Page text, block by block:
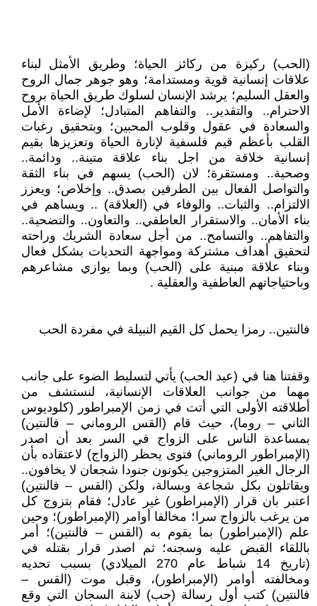
(الحب) ركيزة من ركائز الحياة؛ وطريق الأمثل لبناء
علاقات إنسانية قوية ومستدامة؛ وهو جوهر جمال الروح
والعقل السليم؛ يرشد الإنسان لسلوك طريق الحياة بروح
الاحترام.. والتقدير.. والتفاهم المتبادل؛ لإضاءة الأمل
والسعادة في عقول وقلوب المحبين؛ وبتحقيق رغبات
القلب بأعظم قيم فلسفية لإنارة الحياة وتعزيزها بقيم
إنسانية خلاقة من اجل بناء علاقة متينة.. ودائمة..
وصحية.. ومستقرة؛ لان (الحب) يسهم في بناء الثقة
والتواصل الفعال بين الطرفين بصدق.. وإخلاص؛ ويعزز
الالتزام.. والثبات.. والوفاء في (العلاقة) .. ويساهم في
بناء الأمان.. والاستقرار العاطفي.. والتعاون.. والتضحية..
والتفاهم.. والتسامح.. من أجل سعادة الشريك وراحته
لتحقيق أهداف مشتركة ومواجهة التحديات بشكل فعال
وبناء علاقة مبنية على (الحب) وبما يوازي مشاعرهم
وباحتياجاتهم العاطفية والعقلية .
فالنتين.. رمزا يحمل كل القيم النبيلة في مفردة الحب
وقفتنا هنا في (عيد الحب) يأتي لتسليط الضوء على جانب
مهما من جوانب العلاقات الإنسانية، لنستشف من
أطلاقته الأولى التي أتت في زمن الإمبراطور (كلوديوس
الثاني – روما)، حيث قام (القس الروماني – فالنتين)
بمساعدة الناس على الزواج في السر بعد أن اصدر
(الإمبراطور الروماني) فتوى يحظر (الزواج) لاعتقاده بأن
الرجال الغير المتزوجين يكونون جنودا شجعان لا يخافون..
ويقاتلون بكل شجاعة وبسالة، ولكن (القس – فالنتين)
اعتبر بان قرار (الإمبراطور) غير عادل؛ فقام بتزوج كل
من يرغب بالزواج سرا؛ مخالفا أوامر (الإمبراطور)؛ وحين
علم (الإمبراطور) بما يقوم به (القس – فالنتين)؛ أمر
باللقاء القبض عليه وسجنه؛ ثم اصدر قرار بقتله في
(تاريخ 14 شباط عام 270 الميلادي) بسبب تحديه
ومخالفته أوامر (الإمبراطور)، وقبل موت (القس –
فالنتين) كتب أول رسالة (حب) لابنة السجان التي وقع